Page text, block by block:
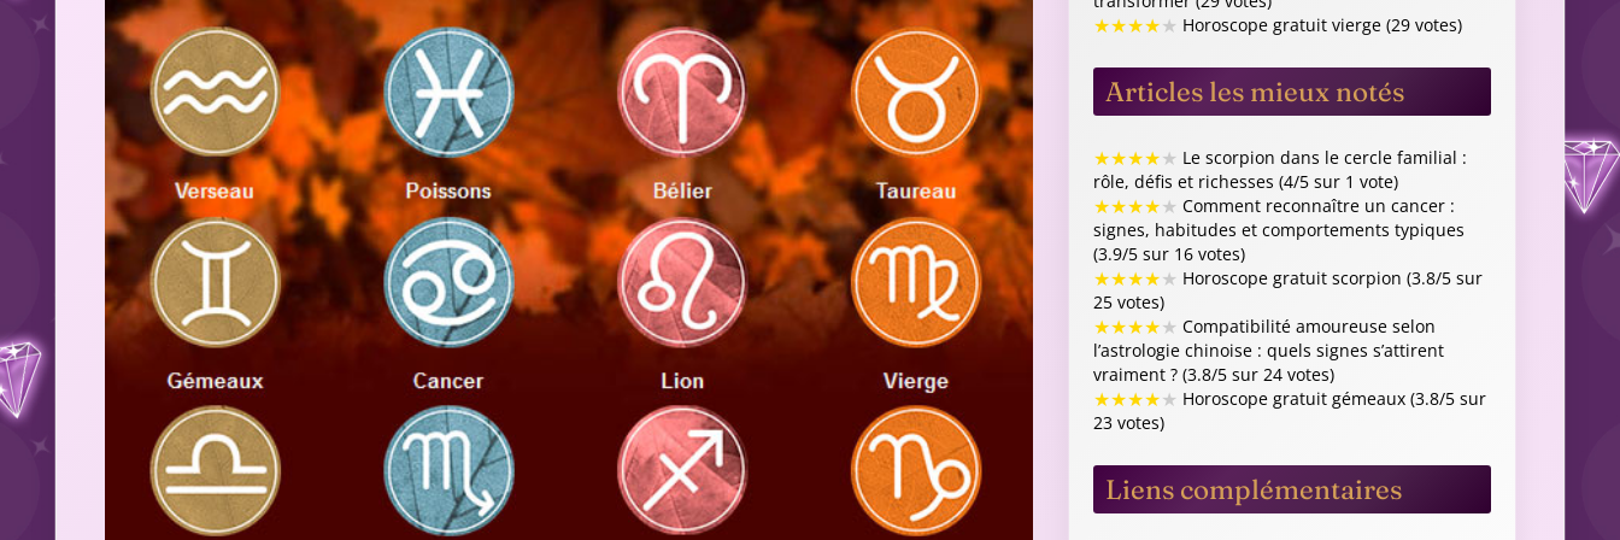
★★★★★ Horoscope gratuit vierge (29 votes)
Articles les mieux notés
★★★★★ Le scorpion dans le cercle familial :
rôle, défis et richesses (4/5 sur 1 vote)
★★★★★ Comment reconnaître un cancer :
signes, habitudes et comportements typiques
(3.9/5 sur 16 votes)
★★★★★ Horoscope gratuit scorpion (3.8/5 sur
25 votes)
★★★★★ Compatibilité amoureuse selon
l’astrologie chinoise : quels signes s’attirent
vraiment ? (3.8/5 sur 24 votes)
★★★★★ Horoscope gratuit gémeaux (3.8/5 sur
23 votes)
Liens complémentaires